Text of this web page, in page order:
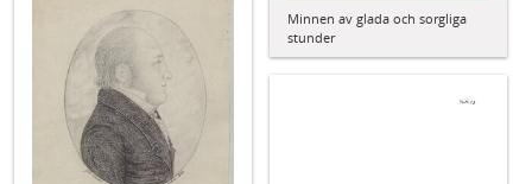
Minnen av glada och sorgliga
stunder